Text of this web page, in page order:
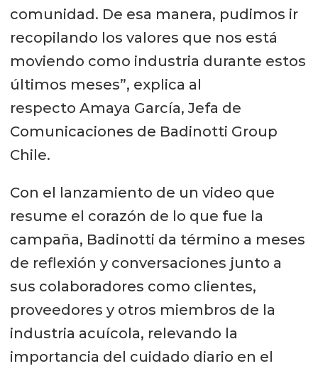
comunidad. De esa manera, pudimos ir
recopilando los valores que nos está
moviendo como industria durante estos
últimos meses”, explica al
respecto Amaya García, Jefa de
Comunicaciones de Badinotti Group
Chile.
Con el lanzamiento de un video que
resume el corazón de lo que fue la
campaña, Badinotti da término a meses
de reflexión y conversaciones junto a
sus colaboradores como clientes,
proveedores y otros miembros de la
industria acuícola, relevando la
importancia del cuidado diario en el